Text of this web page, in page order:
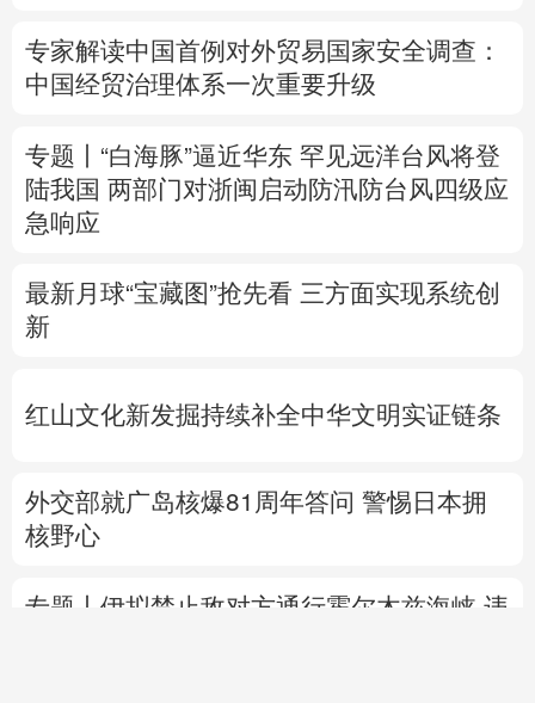
专家解读中国首例对外贸易国家安全调查：
中国经贸治理体系一次重要升级
专题丨 “白海豚”逼近华东 罕见远洋台风将登
陆我国 两部门对浙闽启动防汛防台风四级应
急响应
最新月球“宝藏图”抢先看 三方面实现系统创
新
红山文化新发掘持续补全中华文明实证链条
外交部就广岛核爆81周年答问 警惕日本拥
核野心
专题丨 伊拟禁止敌对方通行霍尔木兹海峡 违